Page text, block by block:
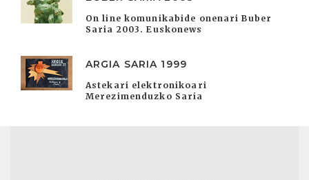
On line komunikabide onenari Buber
Saria 2003. Euskonews
ARGIA SARIA 1999
Astekari elektronikoari
Merezimenduzko Saria